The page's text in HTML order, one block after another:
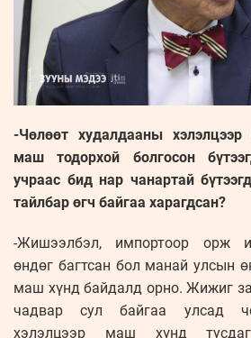
-Чөлөөт худалдааны хэлэлцээр
маш тодорхой болгосон
учраас бид нар чанартай
тайлбар өгч байгаа харагдсан?
-Жишээлбэл, импортоор орж
өндөг багтсан бол манай улсын
маш хүнд байдалд орно. Жижиг
чадвар сул байгаа улсад
хэлэлцээр маш хүнд